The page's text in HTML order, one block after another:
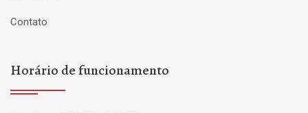
Contato
Horário de funcionamento